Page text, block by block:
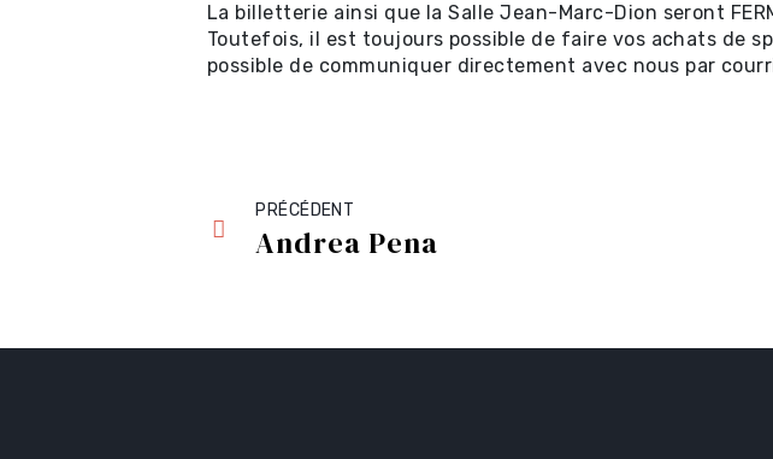
La billetterie ainsi que la Salle Jean-Marc-Dion seront
Toutefois, il est toujours possible de faire vos achats de
possible de communiquer directement avec nous par
PRÉCÉDENT
Andrea Pena